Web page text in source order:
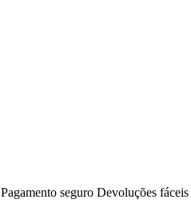
Pagamento seguro Devoluções fáceis